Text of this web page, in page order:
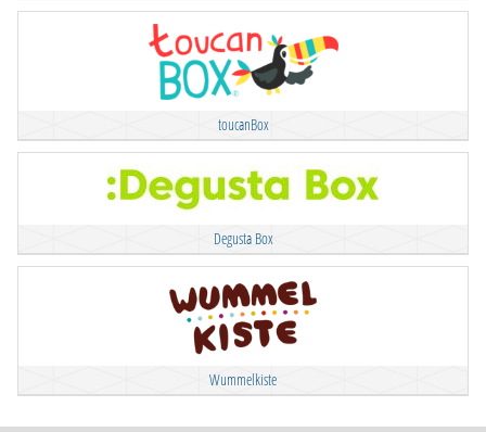
toucanBox
Degusta Box
Wummelkiste